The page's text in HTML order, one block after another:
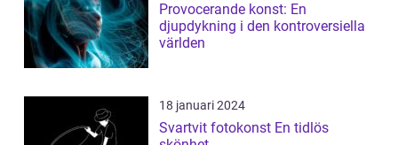
Provocerande konst: En
djupdykning i den kontroversiella
världen
18 januari 2024
Svartvit fotokonst En tidlös